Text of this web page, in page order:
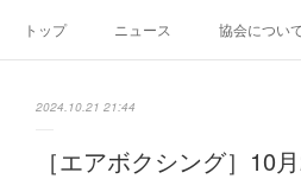
トップ ニュース 協会につい
2024.10.21 21:44
［エアボクシング］10